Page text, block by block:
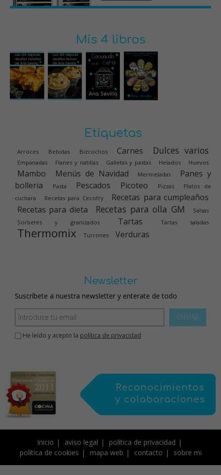
Mis 4 libros
Etiquetas
Arroces Bebidas Bizcochos Carnes Dulces varios
Empanadas Flanes y natillas Galletas y pastas Helados Huevos
Mambo Menús de Navidad Mermeladas
Panes y
bolleria
Pasta Pescados Picoteo Pizzas
Platos de
cuchara
Recetas para Cecofry
Recetas para cumpleaños
Recetas para dieta
Recetas para olla GM
Salsas
Sorbetes y granizados
Tartas Tartas saladas
Thermomix Turrones Verduras
Newsletter
Suscríbete a nuestra newsletter y enterate de todo
ENVIAR
He leído y acepto la política de privacidad
Inicio aviso legal
política de privacidad
política de cookies
mapa web contacto sobre mi